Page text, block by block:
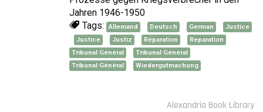
Jahren 1946-1950
Tags:
Allemand Deutsch German
Justice
Justice
Justiz Réparation
Reparation
Tribunal Général
Tribunal Général
Tribunal Général
Wiedergutmachung
Alexandria Book Library